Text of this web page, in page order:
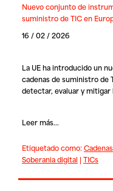
Nuevo conjunto de
suministro de TIC en
16 / 02 / 2026
La UE ha introducido un
cadenas de suministro de
detectar, evaluar y mitigar
Leer más...
Etiquetado como:
Soberania digital | TICs